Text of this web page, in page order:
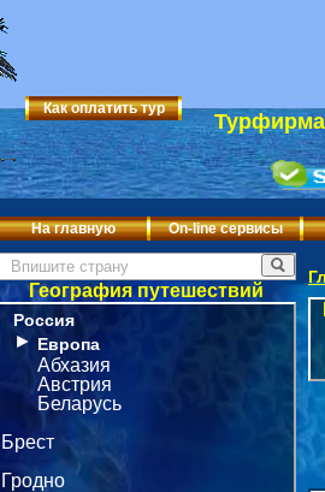
Как оплатить тур
На главную On-line сервисы
География путешествий
Россия
► Европа
Абхазия
Австрия
Беларусь
Брест
Гродно